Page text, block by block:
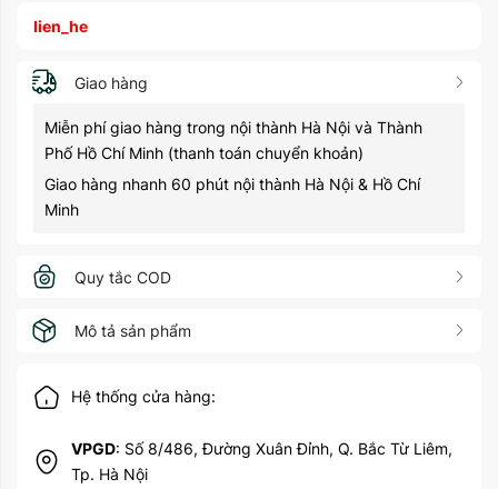
lien_he
Giao hàng
Miễn phí giao hàng trong nội thành Hà Nội và Thành
Phố Hồ Chí Minh (thanh toán chuyển khoản)
Giao hàng nhanh 60 phút nội thành Hà Nội & Hồ Chí
Minh
Quy tắc COD
Mô tả sản phẩm
Hệ thống cửa hàng:
VPGD: Số 8/486, Đường Xuân Đỉnh, Q. Bắc Từ Liêm,
Tp. Hà Nội